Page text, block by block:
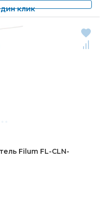
клик
Filum FL-CLN-